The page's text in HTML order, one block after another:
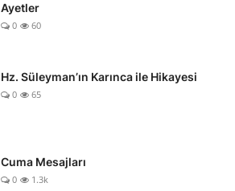
Ayetler
0 60
Hz. Süleyman’ın Karınca ile Hikayesi
0 65
Cuma Mesajları
0 1.3k